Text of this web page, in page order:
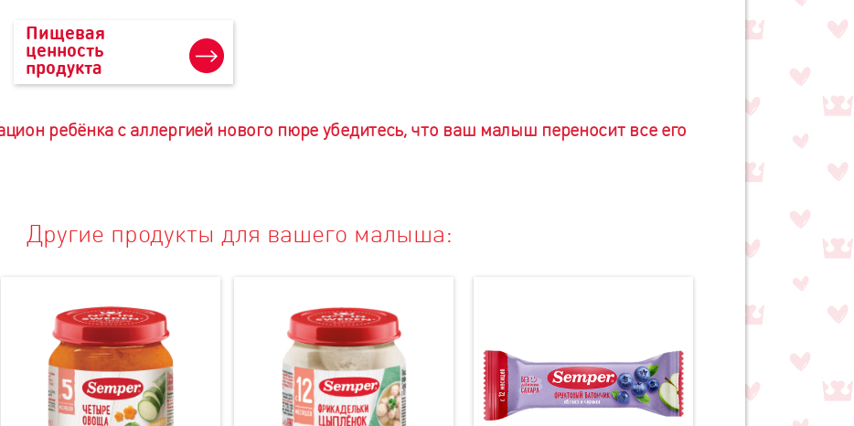
Пищевая
ценность
продукта
ребёнка с аллергией нового пюре убедитесь, что ваш малыш переносит все его
Другие продукты для вашего малыша: